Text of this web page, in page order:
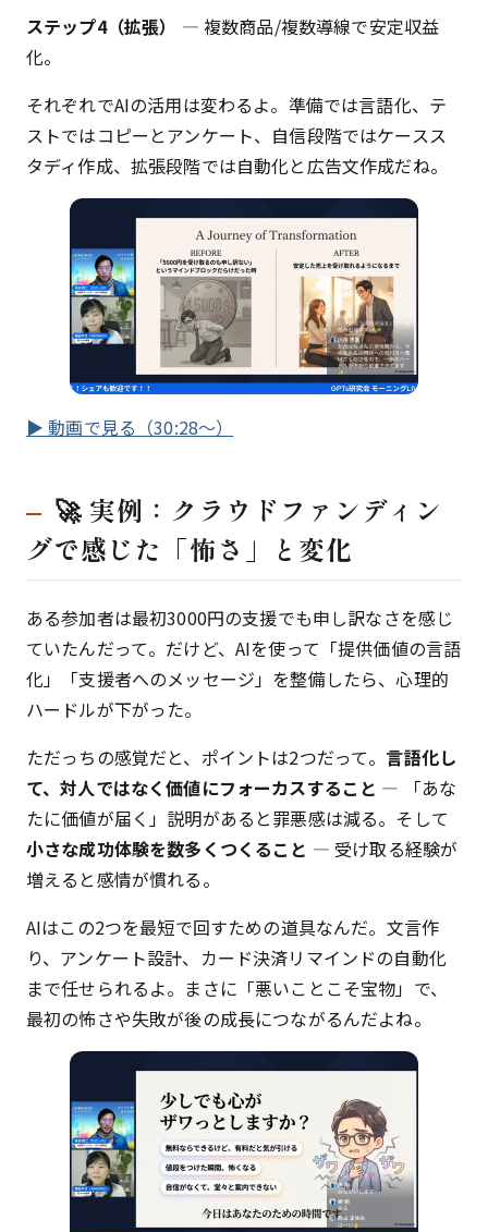
ステップ4（拡張）
— 複数商品/複数導線で安定収益
化。
それぞれでAIの活用は変わるよ。準備では言語化、テ
ストではコピーとアンケート、自信段階ではケースス
タディ作成、拡張段階では自動化と広告文作成だね。
▶ 動画で見る（30:28〜）
🚀 実例：クラウドファンディン
グで感じた「怖さ」と変化
ある参加者は最初3000円の支援でも申し訳なさを感じ
ていたんだって。だけど、AIを使って「提供価値の言語
化」「支援者へのメッセージ」を整備したら、心理的
ハードルが下がった。
ただっちの感覚だと、ポイントは2つだって。 言語化し
て、対人ではなく価値にフォーカスすること — 「あな
たに価値が届く」説明があると罪悪感は減る。そして
小さな成功体験を数多くつくること — 受け取る経験が
増えると感情が慣れる。
AIはこの2つを最短で回すための道具なんだ。文言作
り、アンケート設計、カード決済リマインドの自動化
まで任せられるよ。まさに「悪いことこそ宝物」で、
最初の怖さや失敗が後の成長につながるんだよね。